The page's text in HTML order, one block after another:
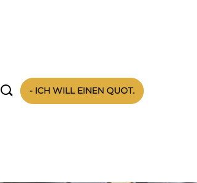
 - ICH WILL EINEN QUOT.